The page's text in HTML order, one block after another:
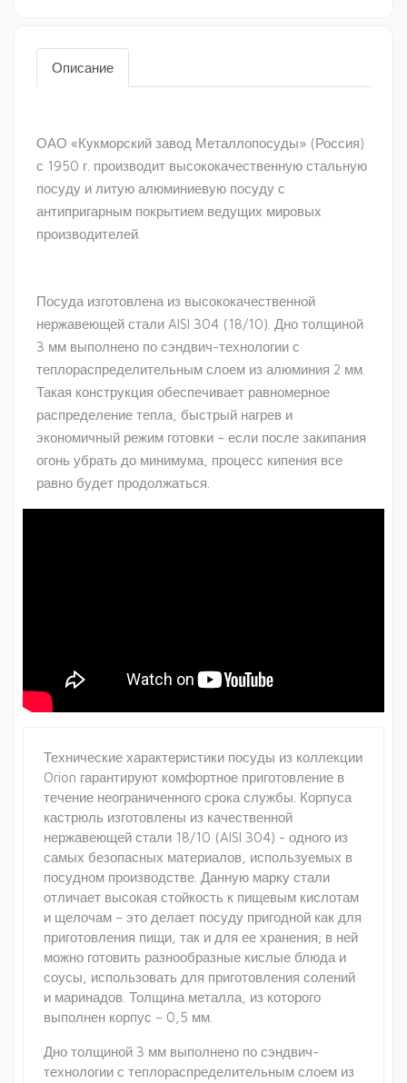
Описание
ОАО «Кукморский завод Металлопосуды» (Россия)
с 1950 г. производит высококачественную стальную
посуду и литую алюминиевую посуду с
антипригарным покрытием ведущих мировых
производителей.
Посуда изготовлена из высококачественной
нержавеющей стали AISI 304 (18/10). Дно толщиной
3 мм выполнено по сэндвич-технологии с
теплораспределительным слоем из алюминия 2 мм.
Такая конструкция обеспечивает равномерное
распределение тепла, быстрый нагрев и
экономичный режим готовки – если после закипания
огонь убрать до минимума, процесс кипения все
равно будет продолжаться.
Технические характеристики посуды из коллекции
Orion гарантируют комфортное приготовление в
течение неограниченного срока службы. Корпуса
кастрюль изготовлены из качественной
нержавеющей стали 18/10 (AISI 304) - одного из
самых безопасных материалов, используемых в
посудном производстве. Данную марку стали
отличает высокая стойкость к пищевым кислотам
и щелочам – это делает посуду пригодной как для
приготовления пищи, так и для ее хранения; в ней
можно готовить разнообразные кислые блюда и
соусы, использовать для приготовления солений
и маринадов. Толщина металла, из которого
выполнен корпус – 0,5 мм.
Дно толщиной 3 мм выполнено по сэндвич-
технологии с теплораспределительным слоем из